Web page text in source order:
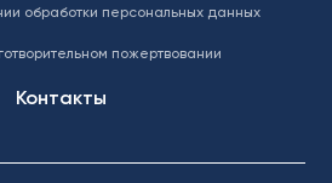
обработки персональных данных
пожертвовании
Контакты